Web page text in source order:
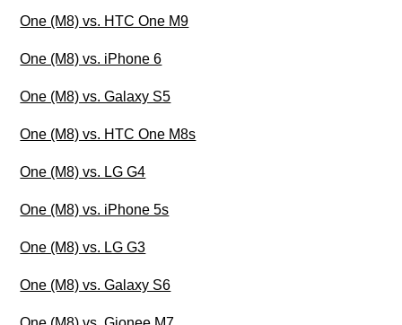
One (M8) vs. HTC One M9
One (M8) vs. iPhone 6
One (M8) vs. Galaxy S5
One (M8) vs. HTC One M8s
One (M8) vs. LG G4
One (M8) vs. iPhone 5s
One (M8) vs. LG G3
One (M8) vs. Galaxy S6